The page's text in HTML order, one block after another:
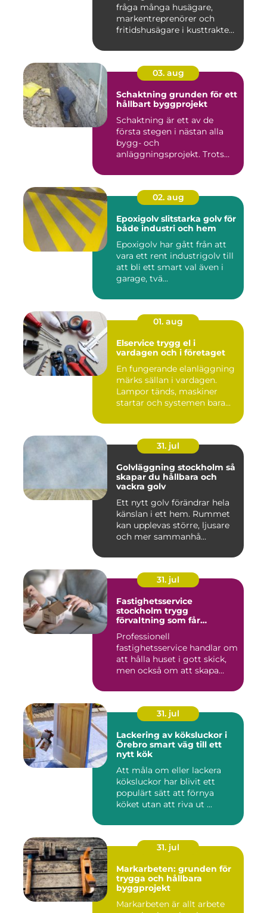
fråga många husägare,
markentreprenörer och
fritidshusägare i kusttrakten
03. aug
Schaktning grunden för ett
hållbart byggprojekt
Schaktning är ett av de
första stegen i nästan alla
bygg- och
anläggningsprojekt. Trots
02. aug
Epoxigolv slitstarka golv för
både industri och hem
Epoxigolv har gått från att
vara ett rent industrigolv till
att bli ett smart val även i
garage, tvä...
01. aug
Elservice trygg el i
vardagen och i företaget
En fungerande elanläggning
märks sällan i vardagen.
Lampor tänds, maskiner
startar och systemen bara...
31. jul
Golvläggning stockholm så
skapar du hållbara och
vackra golv
Ett nytt golv förändrar hela
känslan i ett hem. Rummet
kan upplevas större, ljusare
och mer sammanhå...
31. jul
Fastighetsservice
stockholm trygg
förvaltning som får
Professionell
fastighetsservice handlar om
att hålla huset i gott skick,
men också om att skapa
31. jul
Lackering av köksluckor i
Örebro smart väg till ett
nytt kök
Att måla om eller lackera
köksluckor har blivit ett
populärt sätt att förnya
köket utan att riva ut ...
31. jul
Markarbeten: grunden för
trygga och hållbara
byggprojekt
Markarbeten är allt arbete